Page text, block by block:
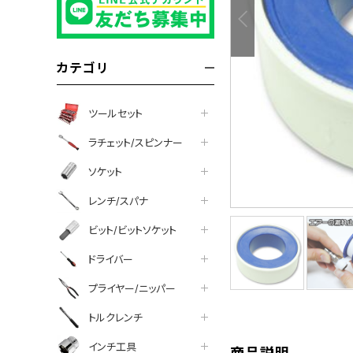
カテゴリ
ツールセット
ラチェット/スピンナー
ソケット
レンチ/スパナ
ビット/ビットソケット
ドライバー
プライヤー/ニッパー
トルクレンチ
インチ工具
facebook
line